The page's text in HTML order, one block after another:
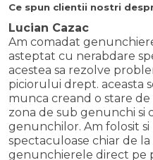
Ce spun clientii nostri
Lucian Cazac
Am comadat
asteptat cu nerabdare
acestea sa rezolve
piciorului drept. aceasta
munca creand o stare
zona de sub genunchi si
genunchilor. Am folosit
spectaculoase chiar de
genunchierele direct pe